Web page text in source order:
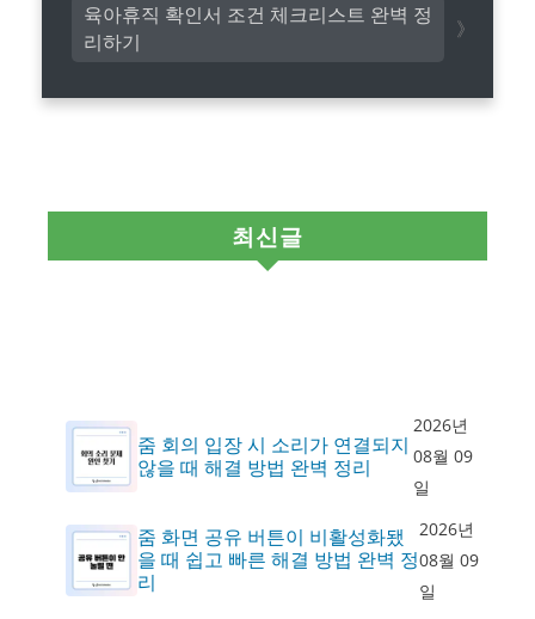
육아휴직 확인서 조건 체크리스트 완벽 정
리하기
최신글
줌 회의 입장 시 소리가 연결되지
않을 때 해결 방법 완벽 정리
2026년
08월 09
일
줌 화면 공유 버튼이 비활성화됐
을 때 쉽고 빠른 해결 방법 완벽 정
리
2026년
08월 09
일